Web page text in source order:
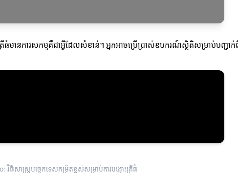
មានការសកម្មគឺជាអ្វីដែលសំខាន់។ អ្នកអាចប្រើប្រាស់ឧបករណ៍ស្ថិតិសម្រាប់បញ្ជា
សាស្ត្របច្ចេកទេសកម្រិតខ្ពស់សម្រាប់ការបង្ហោះត្រីធំ